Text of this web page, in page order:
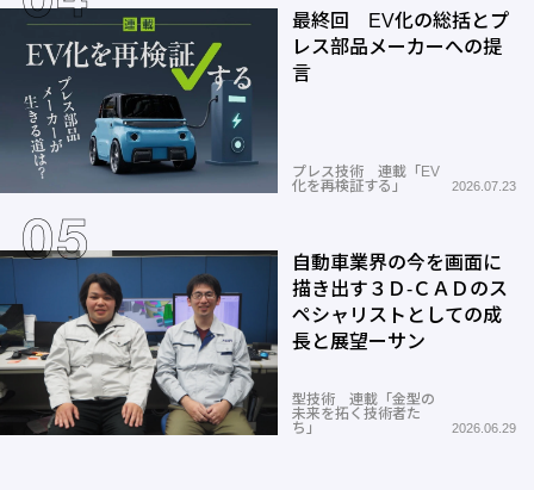
最終回 EV化の総括とプ
レス部品メーカーへの提
言
プレス技術 連載「EV
化を再検証する」
2026.07.23
自動車業界の今を画面に
描き出す３Ｄ-ＣＡＤのス
ペシャリストとしての成
長と展望ーサン
型技術 連載「金型の
未来を拓く技術者た
ち」
2026.06.29